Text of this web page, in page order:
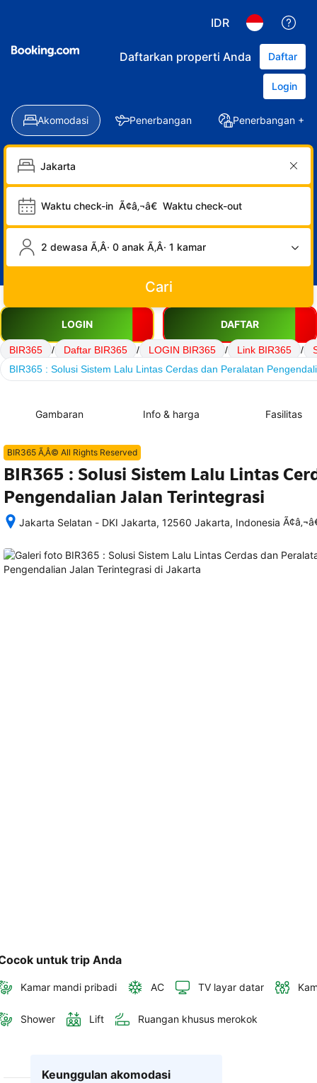
IDR
Daftarkan properti Anda Daftar
Login
Akomodasi Penerbangan Penerbangan +
Waktu check-in Ã¢â‚¬â€ Waktu check-out
2 dewasa Ã‚Â· 0 anak Ã‚Â· 1 kamar
Cari
LOGIN DAFTAR
BIR365 / Daftar BIR365 / LOGIN BIR365 / Link BIR365 /
BIR365 : Solusi Sistem Lalu Lintas Cerdas dan Peralatan
Gambaran Info & harga Fasilitas
BIR365 Ã‚Â© All Rights Reserved
BIR365 : Solusi Sistem Lalu Lintas
Pengendalian Jalan Terintegrasi
Jakarta Selatan - DKI Jakarta, 12560 Jakarta, Indonesia
memesan,
semua
rincian
untuk trip Anda
Kamar mandi pribadi AC TV layar datar
Shower Lift Ruangan khusus merokok
Keunggulan akomodasi